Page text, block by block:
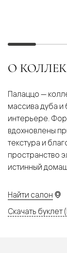
О
Палаццо —
массива дуба и
интерьере.
вдохновлены
текстура и
пространство
истинный
Найти салон
Скачать буклет